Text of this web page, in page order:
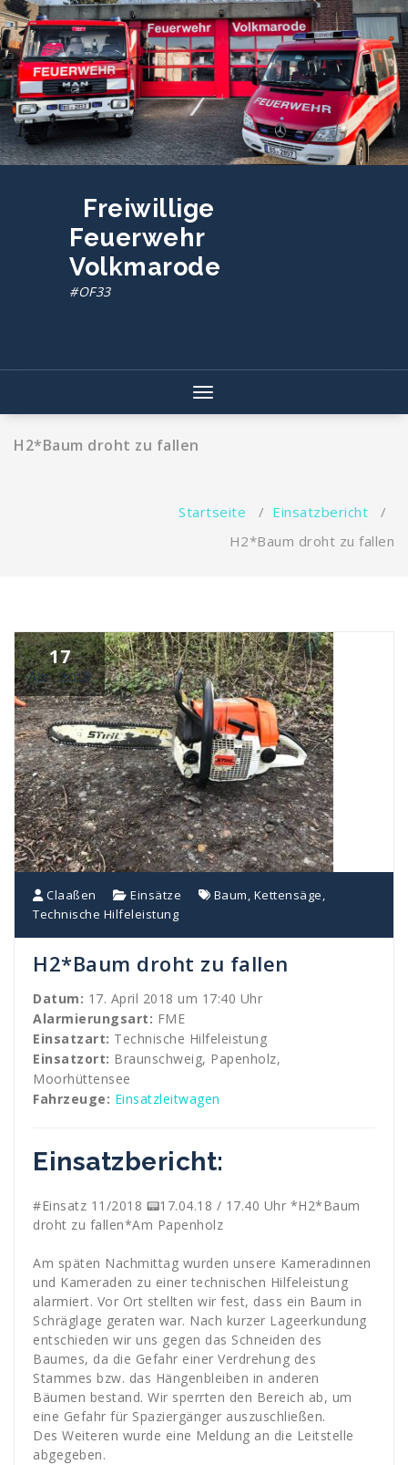
Zum
Inhalt
springen
Freiwillige
Feuerwehr
Volkmarode
#OF33
Toggle navigation
H2*Baum droht zu fallen
Startseite / Einsatzbericht /
H2*Baum droht zu fallen
17
Apr., 2018
Claaßen Einsätze Baum, Kettensäge,
Technische Hilfeleistung
H2*Baum droht zu fallen
Datum: 17. April 2018 um 17:40 Uhr
Alarmierungsart: FME
Einsatzart: Technische Hilfeleistung
Einsatzort: Braunschweig, Papenholz,
Moorhüttensee
Fahrzeuge: Einsatzleitwagen
Einsatzbericht:
#Einsatz 11/2018 📟17.04.18 / 17.40 Uhr *H2*Baum
droht zu fallen*Am Papenholz
Am späten Nachmittag wurden unsere Kameradinnen
und Kameraden zu einer technischen Hilfeleistung
alarmiert. Vor Ort stellten wir fest, dass ein Baum in
Schräglage geraten war. Nach kurzer Lageerkundung
entschieden wir uns gegen das Schneiden des
Baumes, da die Gefahr einer Verdrehung des
Stammes bzw. das Hängenbleiben in anderen
Bäumen bestand. Wir sperrten den Bereich ab, um
eine Gefahr für Spaziergänger auszuschließen.
Des Weiteren wurde eine Meldung an die Leitstelle
abgegeben.